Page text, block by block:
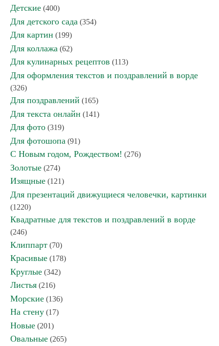
Детские (400)
Для детского сада (354)
Для картин (199)
Для коллажа (62)
Для кулинарных рецептов (113)
Для оформления текстов и поздравлений в ворде
(326)
Для поздравлений (165)
Для текста онлайн (141)
Для фото (319)
Для фотошопа (91)
С Новым годом, Рождеством! (276)
Золотые (274)
Изящные (121)
Для презентаций движущиеся человечки, картинки
(1220)
Квадратные для текстов и поздравлений в ворде
(246)
Клиппарт (70)
Красивые (178)
Круглые (342)
Листья (216)
Морские (136)
На стену (17)
Новые (201)
Овальные (265)